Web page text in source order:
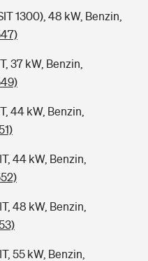
1300), 48 kW, Benzin,
37 kW, Benzin,
44 kW, Benzin,
44 kW, Benzin,
48 kW, Benzin,
55 kW, Benzin,